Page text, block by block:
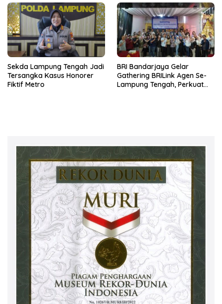
Sekda Lampung Tengah Jadi
Tersangka Kasus Honorer
Fiktif Metro
BRI Bandarjaya Gelar
Gathering BRILink Agen Se-
Lampung Tengah, Perkuat